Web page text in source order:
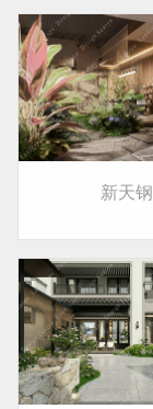
新天钢